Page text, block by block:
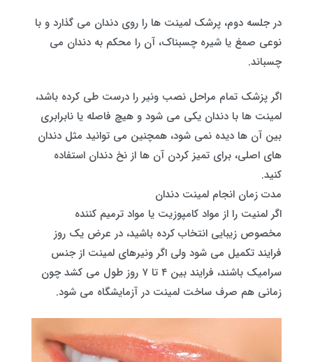
در جلسه دوم، پرشک لمینت ها را روی دندان می گذارد و با
نوعی صمغ یا شیره چسبناک، آن را محکم به دندان می
چسباند.
اگر پزشک تمام مراحل نصب ونیر را درست طی کرده باشد،
لمینت ها با دندان یکی می شود و هیچ فاصله یا نابرابری
بین آن ها دیده نمی شود، همچنین می توانید مثل دندان
های اصلی، برای تمیز کردن آن ها از نخ دندان استفاده
کنید.
مدت زمان انجام لمینت دندان
اگر لمنیت را از مواد کامپوزیت یا مواد ترمیم‌ کننده
مخصوص زیبایی انتخاب کرده باشید، در عرض یک روز
فرایند تکمیل می شود ولی اگر ونیرهای لمینت از جنس
سرامیک باشند، فرایند بین ۴ تا ۷ روز طول می کشد چون
زمانی هم صرف ساخت لمینت در آزمایشگاه می شود.